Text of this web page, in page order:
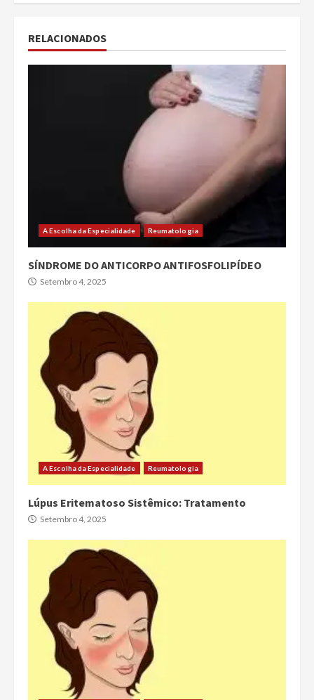
RELACIONADOS
A Escolha da Especialidade Reumatologia
SÍNDROME DO ANTICORPO ANTIFOSFOLIPÍDEO
Setembro 4, 2025
A Escolha da Especialidade Reumatologia
Lúpus Eritematoso Sistêmico: Tratamento
Setembro 4, 2025